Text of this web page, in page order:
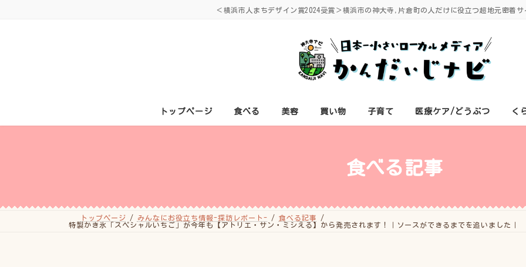
＜横浜市人まちデザイン賞2024受賞＞横浜市の神大寺,片倉町の人だけに役立つ超地元密着サ
トップページ 食べる 美容 買い物 子育て 医療ケア/どうぶつ く
食べる記事
トップページ みんなにお役立ち情報-探訪レポート-
食べる記事
特製かき氷「スペシャルいちご」が今年も【アトリエ・サン・ミシえる】から発売されます！｜ソースができるまでを追いました｜